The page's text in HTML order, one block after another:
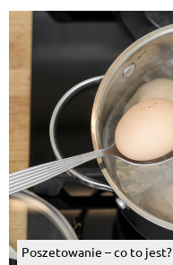
Poszetowanie – co to jest?